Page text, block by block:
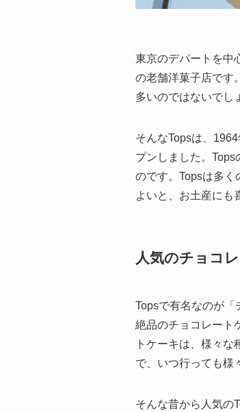
東京のデパートを中
の老舗洋菓子店です
多いのではないでし
そんなTopsは、
プンしました。
のです。Topsは多
よいと、お土産にも
人気のチョコ
Topsで有名なのが
絶品のチョコレート
トケーキは、様々
で、いつ行っても様
そんな昔から人気の